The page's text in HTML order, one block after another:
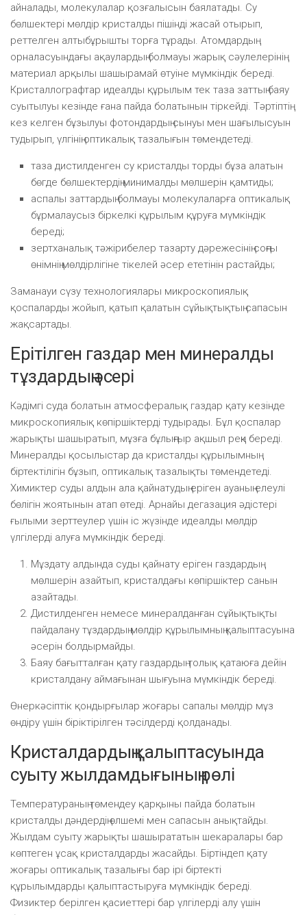
айналады, молекулалар қозғалысын баялатады. Су
бөлшектері мөлдір кристалды пішінді жасай отырып,
реттелген алтыбұрышты торға тұрады. Атомдардың
орналасуындағы ақаулардың болмауы жарық сәулелерінің
материал арқылы шашырамай өтуіне мүмкіндік береді.
Кристаллографтар идеалды құрылым тек таза заттың баяу
суытылуы кезінде ғана пайда болатынын тіркейді. Тәртіптің
кез келген бұзылуы фотондардың сынуы мен шағылысуын
тудырып, үлгінің оптикалық тазалығын төмендетеді.
таза дистилденген су кристалды торды бұза алатын
бөгде бөлшектердің минималды мөлшерін қамтиды;
аспалы заттардың болмауы молекулаларға оптикалық
бұрмалаусыз біркелкі құрылым құруға мүмкіндік
береді;
зертханалық тәжірибелер тазарту дәрежесінің соңғы
өнімнің мөлдірлігіне тікелей әсер ететінін растайды;
Заманауи сүзу технологиялары микроскопиялық
қоспаларды жойып, қатып қалатын сұйықтықтың сапасын
жақсартады.
Ерітілген газдар мен минералды
тұздардың әсері
Кәдімгі суда болатын атмосфералық газдар қату кезінде
микроскопиялық көпіршіктерді тудырады. Бұл қоспалар
жарықты шашыратып, мұзға бұлыңғыр ақшыл реңк береді.
Минералды қосылыстар да кристалды құрылымның
біртектілігін бұзып, оптикалық тазалықты төмендетеді.
Химиктер суды алдын ала қайнатудың еріген ауаның елеулі
бөлігін жоятынын атап өтеді. Арнайы дегазация әдістері
ғылыми зерттеулер үшін іс жүзінде идеалды мөлдір
үлгілерді алуға мүмкіндік береді.
Мұздату алдында суды қайнату еріген газдардың
мөлшерін азайтып, кристалдағы көпіршіктер санын
азайтады.
Дистилденген немесе минералданған сұйықтықты
пайдалану тұздардың мөлдір құрылымның қалыптасуына
әсерін болдырмайды.
Баяу бағытталған қату газдардың толық қатаюға дейін
кристалдану аймағынан шығуына мүмкіндік береді.
Өнеркәсіптік қондырғылар жоғары сапалы мөлдір мұз
өндіру үшін біріктірілген тәсілдерді қолданады.
Кристалдардың қалыптасуында
суыту жылдамдығының рөлі
Температураның төмендеу қарқыны пайда болатын
кристалды дәндердің өлшемі мен сапасын анықтайды.
Жылдам суыту жарықты шашырататын шекаралары бар
көптеген ұсақ кристалдарды жасайды. Біртіндеп қату
жоғары оптикалық тазалығы бар ірі біртекті
құрылымдарды қалыптастыруға мүмкіндік береді.
Физиктер берілген қасиеттері бар үлгілерді алу үшін